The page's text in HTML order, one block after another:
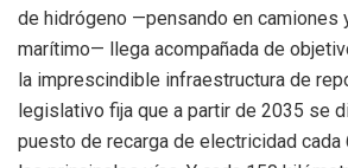
de hidrógeno —pensando en camiones
marítimo— llega acompañada de
la imprescindible infraestructura de
legislativo fija que a partir de 2035 se
puesto de recarga de electricidad